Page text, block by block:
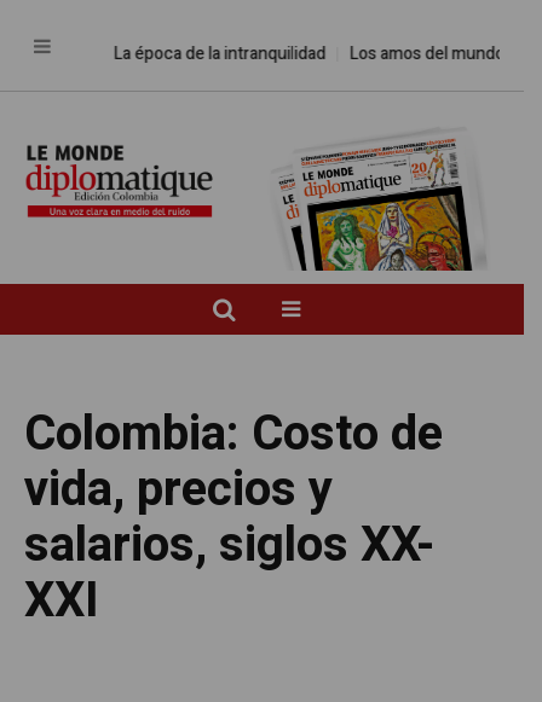
La época de la intranquilidad Los amos del mundo
Colombia: Costo de
vida, precios y
salarios, siglos XX-
XXI